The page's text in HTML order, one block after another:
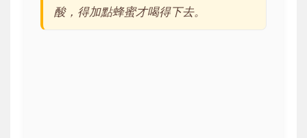
酸，得加點蜂蜜才喝得下去。